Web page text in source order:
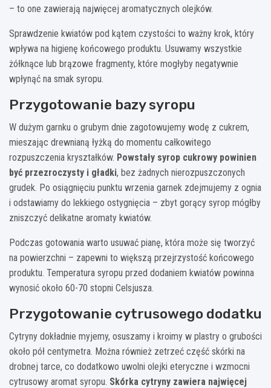
– to one zawierają najwięcej aromatycznych olejków.
Sprawdzenie kwiatów pod kątem czystości to ważny krok, który
wpływa na higienę końcowego produktu. Usuwamy wszystkie
żółknące lub brązowe fragmenty, które mogłyby negatywnie
wpłynąć na smak syropu.
Przygotowanie bazy syropu
W dużym garnku o grubym dnie zagotowujemy wodę z cukrem,
mieszając drewnianą łyżką do momentu całkowitego
rozpuszczenia kryształków. Powstały syrop cukrowy powinien
być przezroczysty i gładki, bez żadnych nierozpuszczonych
grudek. Po osiągnięciu punktu wrzenia garnek zdejmujemy z ognia
i odstawiamy do lekkiego ostygnięcia – zbyt gorący syrop mógłby
zniszczyć delikatne aromaty kwiatów.
Podczas gotowania warto usuwać pianę, która może się tworzyć
na powierzchni – zapewni to większą przejrzystość końcowego
produktu. Temperatura syropu przed dodaniem kwiatów powinna
wynosić około 60-70 stopni Celsjusza.
Przygotowanie cytrusowego dodatku
Cytryny dokładnie myjemy, osuszamy i kroimy w plastry o grubości
około pół centymetra. Można również zetrzeć część skórki na
drobnej tarce, co dodatkowo uwolni olejki eteryczne i wzmocni
cytrusowy aromat syropu. Skórka cytryny zawiera najwięcej